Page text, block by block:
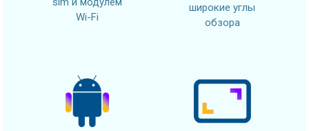
Wi-Fi
широкие углы
обзора